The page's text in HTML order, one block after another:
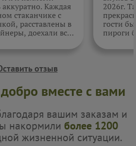
Каждая
стаканчике с
расставлены в
доехали все
к датам.
2026г.
гости
пироги
отзыв
вместе с вами
вашим заказам и
накормили более 1200
жизненной ситуации.